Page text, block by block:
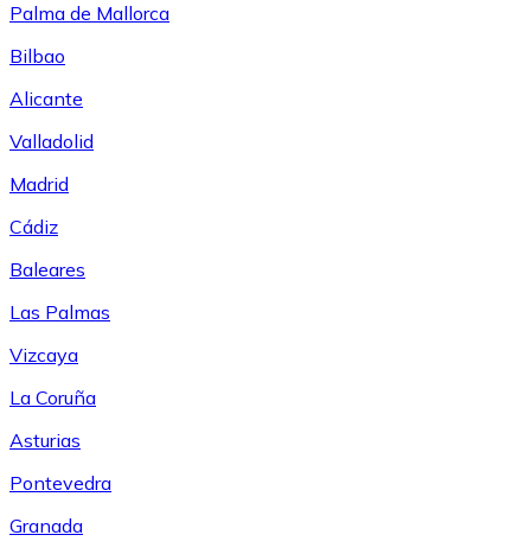
Palma de Mallorca
Bilbao
Alicante
Valladolid
Madrid
Cádiz
Baleares
Las Palmas
Vizcaya
La Coruña
Asturias
Pontevedra
Granada